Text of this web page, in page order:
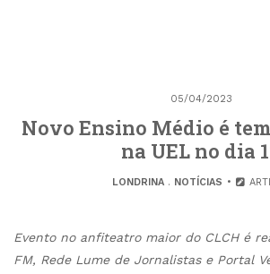
05/04/2023
Novo Ensino Médio é
na UEL no dia
LONDRINA. NOTÍCIAS
Evento no anfiteatro maior do CLCH é
FM, Rede Lume de Jornalistas e Portal